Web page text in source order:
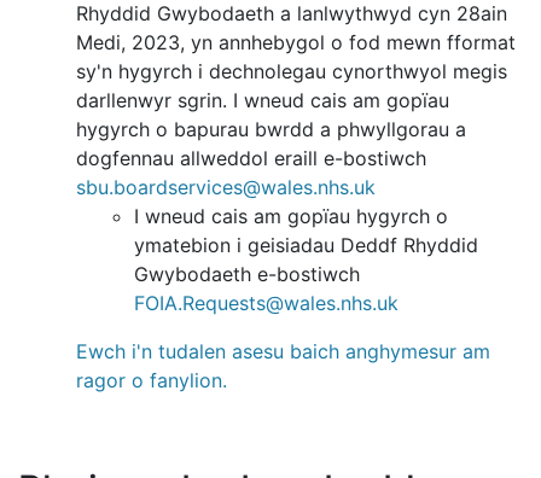
Rhyddid Gwybodaeth a lanlwythwyd cyn 28ain
Medi, 2023, yn annhebygol o fod mewn fformat
sy'n hygyrch i dechnolegau cynorthwyol megis
darllenwyr sgrin. I wneud cais am gopïau
hygyrch o bapurau bwrdd a phwyllgorau a
dogfennau allweddol eraill e-bostiwch
sbu.boardservices@wales.nhs.uk
I wneud cais am gopïau hygyrch o
ymatebion i geisiadau Deddf Rhyddid
Gwybodaeth e-bostiwch
FOIA.Requests@wales.nhs.uk
Ewch i'n tudalen asesu baich anghymesur am
ragor o fanylion.